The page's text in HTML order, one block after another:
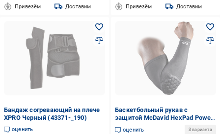
Привезём Доставим Привезём Доставим
Бандаж согревающий на плече
XPRO Черный (43371-_190)
оценить
Баскетбольный рукав с
защитой McDavid HexPad Power
Shooter Arm Sleeve S (480_89)
оценить 3 варианта